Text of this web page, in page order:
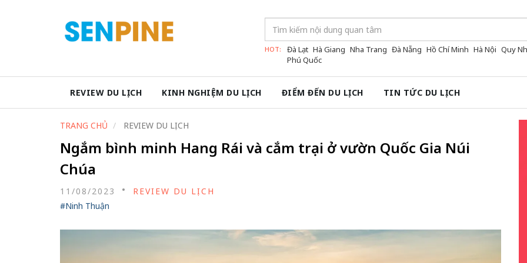
HOT: Đà Lạt Hà Giang Nha Trang Đà Nẵng Hồ Chí Minh Hà Nội Quy
Phú Quốc
REVIEW DU LỊCH KINH NGHIỆM DU LỊCH ĐIỂM ĐẾN DU LỊCH TIN TỨC DU LỊCH
TRANG CHỦ REVIEW DU LỊCH
Ngắm bình minh Hang Rái và cắm trại ở vườn Quốc Gia Núi
Chúa
11/08/2023
REVIEW DU LỊCH
#Ninh Thuận